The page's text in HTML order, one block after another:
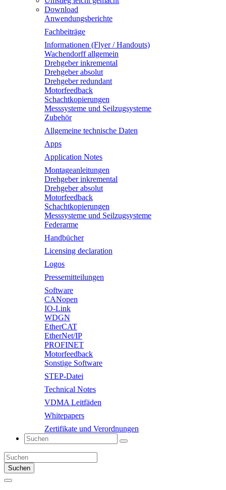
Download
Anwendungsberichte
Fachbeiträge
Informationen (Flyer / Handouts)
Wachendorff allgemein
Drehgeber inkremental
Drehgeber absolut
Drehgeber redundant
Motorfeedback
Schachtkopierungen
Messsysteme und Seilzugsysteme
Zubehör
Allgemeine technische Daten
Apps
Application Notes
Montageanleitungen
Drehgeber inkremental
Drehgeber absolut
Motorfeedback
Schachtkopierungen
Messsysteme und Seilzugsysteme
Federarme
Handbücher
Licensing declaration
Logos
Pressemitteilungen
Software
CANopen
IO-Link
WDGN
EtherCAT
EtherNet/IP
PROFINET
Motorfeedback
Sonstige Software
STEP-Datei
Technical Notes
VDMA Leitfäden
Whitepapers
Zertifikate und Verordnungen
Suchen